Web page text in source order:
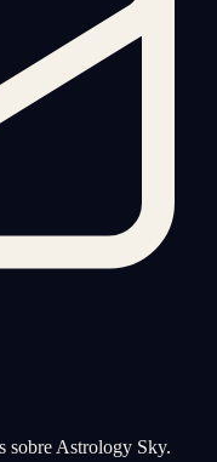
sobre Astrology Sky.